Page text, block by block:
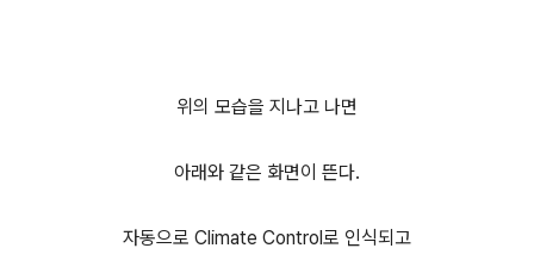
위의 모습을 지나고 나면
아래와 같은 화면이 뜬다.
자동으로 Climate Control로 인식되고